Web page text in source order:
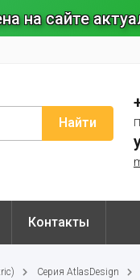
на сайте
Найти
Контакты
Серия AtlasDesign